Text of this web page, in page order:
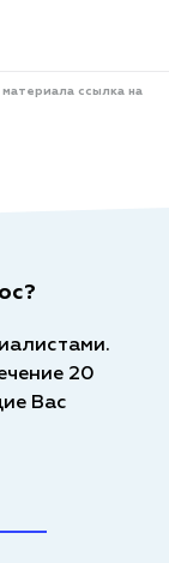
ссылка на
20
Вас